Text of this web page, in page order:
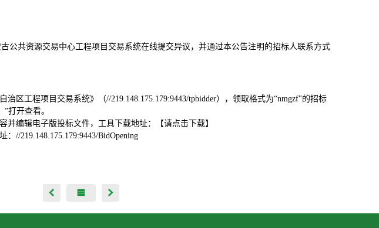
公共资源交易中心工程项目交易系统在线提交异议，并通过本公告注明的招标人联系方式
区工程项目交易系统》（//219.148.175.179:9443/tpbidder），领取格式为“nmgzf"的招标
打开查看。
并编辑电子版投标文件，工具下载地址：【请点击下载】
//219.148.175.179:9443/BidOpening